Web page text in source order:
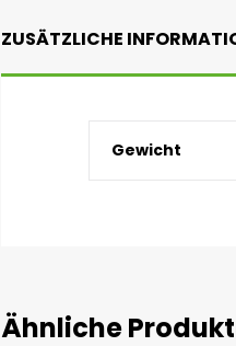
ZUSÄTZLICHE
Gewicht
Ähnliche